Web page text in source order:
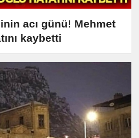
acı günü! Mehmet
kaybetti